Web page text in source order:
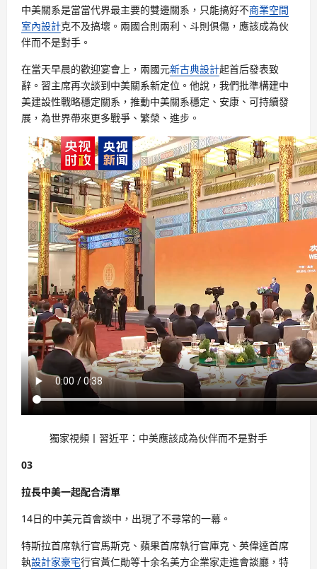
中美關系是當當代界最主要的雙邊關系，只能搞好不商業空間
室內設計克不及搞壞。兩國合則兩利、斗則俱傷，應該成為伙
伴而不是對手。
在當天早晨的歡迎宴會上，兩國元新古典設計起首后發表致
辭。習主席再次談到中美關系新定位。他說，我們批準構建中
美建設性戰略穩定關系，推動中美關系穩定、安康、可持續發
展，為世界帶來更多戰爭、繁榮、進步。
獨家視頻丨習近平：中美應該成為伙伴而不是對手
03
拉長中美一起配合清單
14日的中美元首會談中，出現了不尋常的一幕。
特斯拉首席執行官馬斯克、蘋果首席執行官庫克、英偉達首席
執設計家豪宅行官黃仁勛等十余名美方企業家走進會談廳，特